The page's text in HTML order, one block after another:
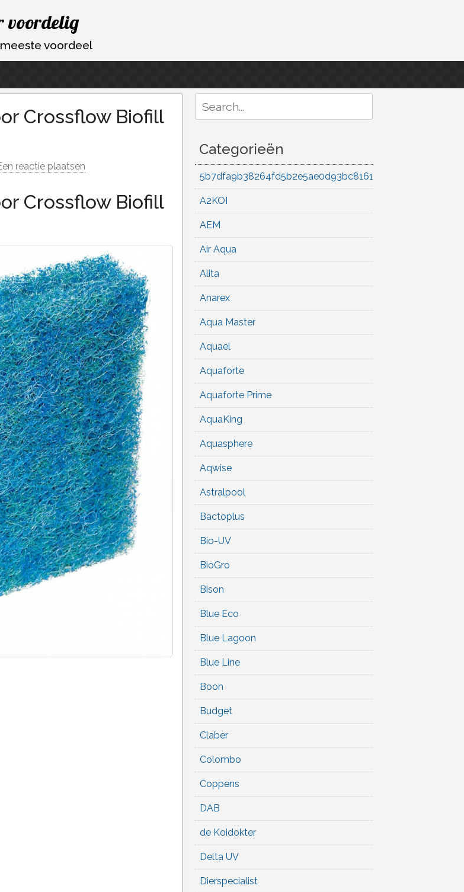
voordelig
voordeel
Crossflow Biofill
reactie plaatsen
Crossflow Biofill
for:
Categorieën
5b7dfa9b38264fd5b2e5ae0d93bc8161
A2KOI
AEM
Air Aqua
Alita
Anarex
Aqua Master
Aquael
Aquaforte
Aquaforte Prime
AquaKing
Aquasphere
Aqwise
Astralpool
Bactoplus
Bio-UV
BioGro
Bison
Blue Eco
Blue Lagoon
Blue Line
Boon
Budget
Claber
Colombo
Coppens
DAB
de Koidokter
Delta UV
Dierspecialist